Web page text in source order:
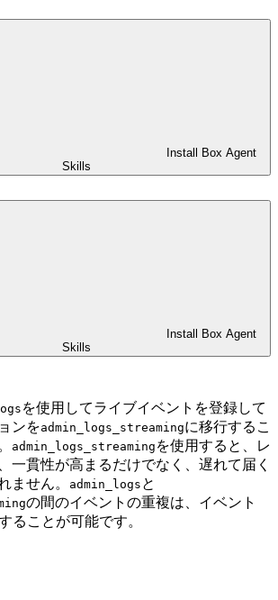
Install Box Agent
Skills
Install Box Agent
Skills
を使用してライブイベントを登録して
ンをadmin_logs_streamingに移行するこ
admin_logs_streaming を使用すると、レ
一貫性が高まるだけでなく、遅れて届く
ません。
admin_logs と
の間のイベントの重複は、イベント
ることが可能です。